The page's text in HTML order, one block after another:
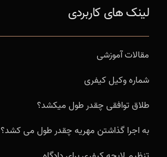
لینک های کاربردی
مقالات آموزشی
شماره وکیل کیفری
طلاق توافقی چقدر طول میکشد؟
به اجرا گذاشتن مهریه چقدر طول می کشد؟